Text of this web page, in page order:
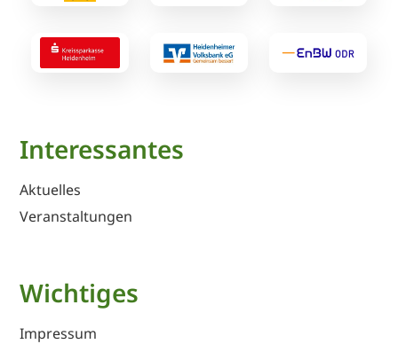
Interessantes
Aktuelles
Veranstaltungen
Wichtiges
Impressum